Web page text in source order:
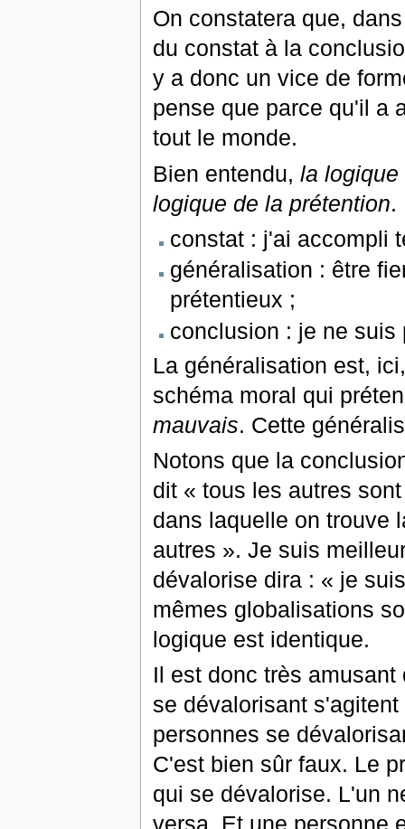
On constatera que,
du constat à la
y a donc un vice de
pense que parce qu'il a
tout le monde.
Bien entendu, la logique
logique de la prétention.
constat : j'ai accompli
généralisation : être
prétentieux ;
conclusion : je ne
La généralisation est,
schéma moral qui
mauvais. Cette
Notons que la
dit « tous les autres
dans laquelle on trouve
autres ». Je suis
dévalorise dira : « je
mêmes globalisations
logique est identique.
Il est donc très
se dévalorisant
personnes se
C'est bien sûr faux. Le
qui se dévalorise. L'un
versa. Et une personne